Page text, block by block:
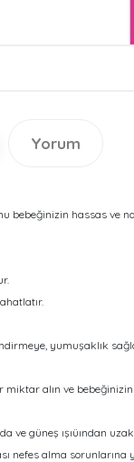
Yorum
bebeğinizin hassas ve
yumuşaklık
miktar alın ve
ve güneş ışıüından
nefes alma sorunlarına